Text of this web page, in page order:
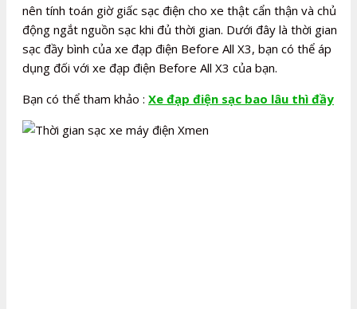
nên tính toán giờ giấc sạc điện cho xe thật cẩn thận và chủ
động ngắt nguồn sạc khi đủ thời gian. Dưới đây là thời gian
sạc đầy bình của xe đạp điện Before All X3, bạn có thể áp
dụng đối với xe đạp điện Before All X3 của bạn.
Bạn có thể tham khảo : Xe đạp điện sạc bao lâu thì đầy